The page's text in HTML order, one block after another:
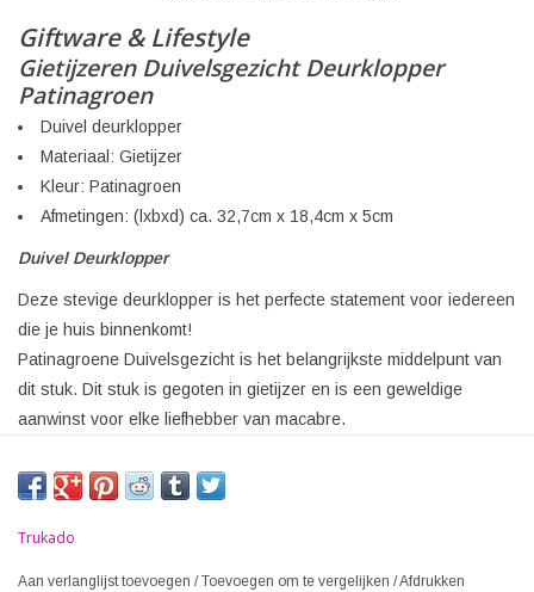
Giftware & Lifestyle
Gietijzeren Duivelsgezicht Deurklopper
Patinagroen
Duivel deurklopper
Materiaal: Gietijzer
Kleur: Patinagroen
Afmetingen: (lxbxd) ca. 32,7cm x 18,4cm x 5cm
Duivel Deurklopper
Deze stevige deurklopper is het perfecte statement voor iedereen
die je huis binnenkomt!
Patinagroene Duivelsgezicht is het belangrijkste middelpunt van
dit stuk. Dit stuk is gegoten in gietijzer en is een geweldige
aanwinst voor elke liefhebber van macabre.
Trukado
Aan verlanglijst toevoegen /Toevoegen om te vergelijken /Afdrukken